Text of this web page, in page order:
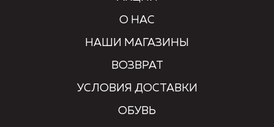
О НАС
НАШИ МАГАЗИНЫ
ВОЗВРАТ
УСЛОВИЯ ДОСТАВКИ
ОБУВЬ